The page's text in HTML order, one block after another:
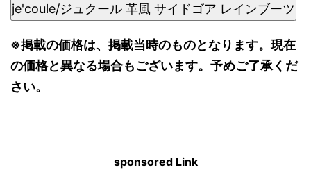
je'coule/ジュクール 革風 サイドゴア レインブーツ
※掲載の価格は、掲載当時のものとなります。現在
の価格と異なる場合もございます。予めご了承くだ
さい。
sponsored Link